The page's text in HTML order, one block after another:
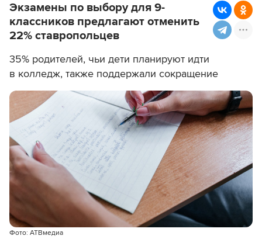
Экзамены по выбору для 9-
классников предлагают отменить
22% ставропольцев
35% родителей, чьи дети планируют идти
в колледж, также поддержали сокращение
Фото: АТВмедиа